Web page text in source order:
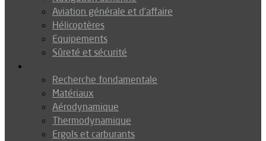
Aviation générale et d’affaire
Hélicoptères
Equipements
Sûreté et sécurité
Recherche fondamentale
Matériaux
Aérodynamique
Thermodynamique
Ergols et carburants